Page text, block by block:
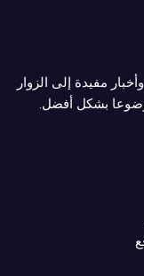
مفيدة إلى الزوار
بشكل أفضل.